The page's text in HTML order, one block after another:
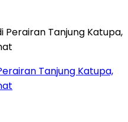
Tanjung Katupa,